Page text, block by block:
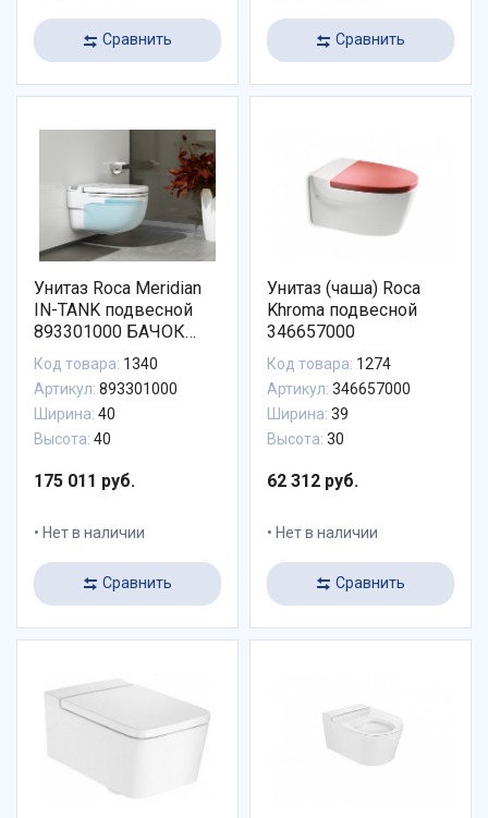
Сравнить Сравнить
Унитаз Roca Meridian
IN-TANK подвесной
893301000 БАЧОК
ВСТРОЕН В УНИТАЗ
Код товара: 1340
Артикул: 893301000
Ширина: 40
Высота: 40
175 011 руб.
Нет в наличии
Сравнить
Унитаз (чаша) Roca
Khroma подвесной
346657000
Код товара: 1274
Артикул: 346657000
Ширина: 39
Высота: 30
62 312 руб.
Нет в наличии
Сравнить